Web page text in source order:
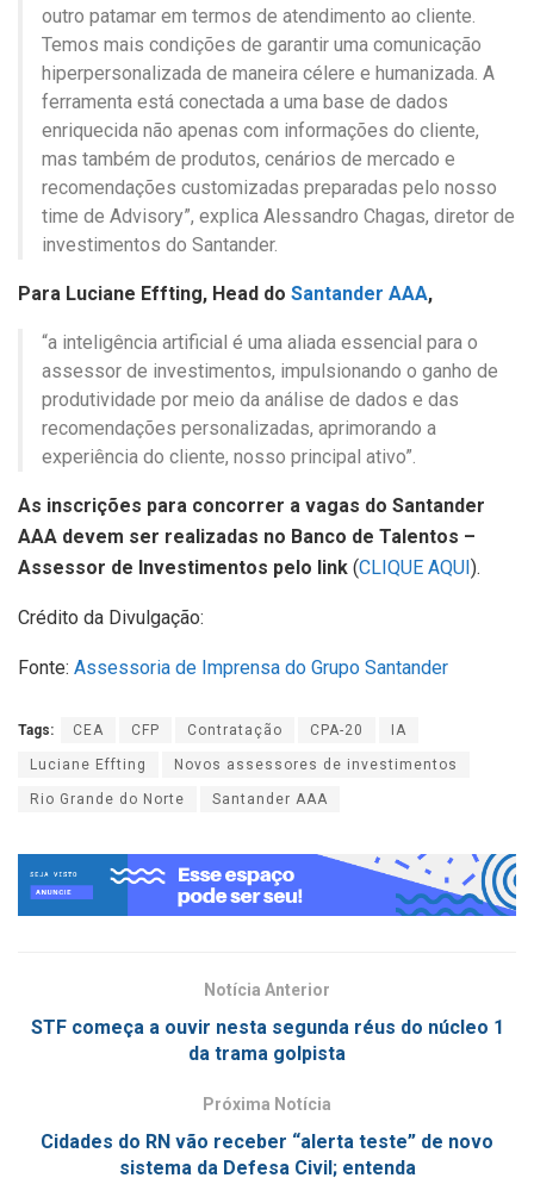
outro patamar em termos de atendimento ao cliente.
Temos mais condições de garantir uma comunicação
hiperpersonalizada de maneira célere e humanizada. A
ferramenta está conectada a uma base de dados
enriquecida não apenas com informações do cliente,
mas também de produtos, cenários de mercado e
recomendações customizadas preparadas pelo nosso
time de Advisory”, explica Alessandro Chagas, diretor de
investimentos do Santander.
Para Luciane Effting, Head do Santander AAA,
“a inteligência artificial é uma aliada essencial para o
assessor de investimentos, impulsionando o ganho de
produtividade por meio da análise de dados e das
recomendações personalizadas, aprimorando a
experiência do cliente, nosso principal ativo”.
As inscrições para concorrer a vagas do Santander
AAA devem ser realizadas no Banco de Talentos –
Assessor de Investimentos pelo link (CLIQUE AQUI).
Crédito da Divulgação:
Fonte: Assessoria de Imprensa do Grupo Santander
Tags: CEA CFP Contratação CPA-20 IA
Luciane Effting Novos assessores de investimentos
Rio Grande do Norte Santander AAA
Notícia Anterior
STF começa a ouvir nesta segunda réus do núcleo 1
da trama golpista
Próxima Notícia
Cidades do RN vão receber “alerta teste” de novo
sistema da Defesa Civil; entenda